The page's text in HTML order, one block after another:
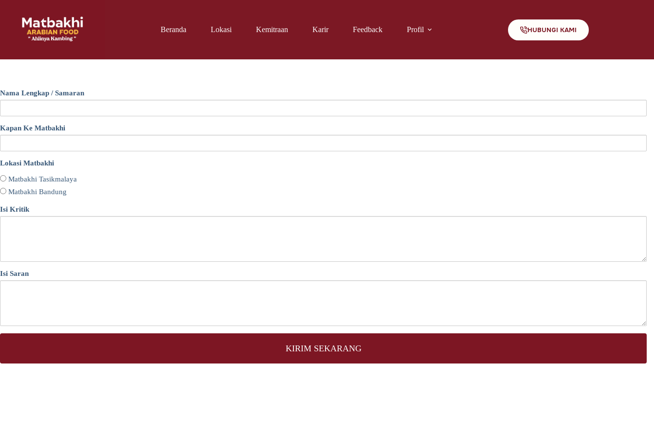
Beranda
Lokasi Kemitraan Karir Feedback Profil HUBUNGI KAMI
Nama Lengkap / Samaran
Kapan Ke Matbakhi
Lokasi Matbakhi
Matbakhi Tasikmalaya
Matbakhi Bandung
Isi Kritik
Isi Saran